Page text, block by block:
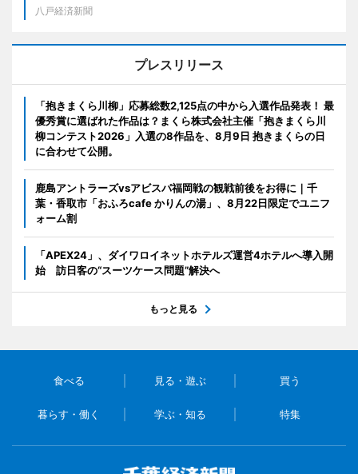
八戸経済新聞
プレスリリース
「抱きまくら川柳」応募総数2,125点の中から入選作品発表！ 最
優秀賞に選ばれた作品は？まくら株式会社主催「抱きまくら川
柳コンテスト2026」入選の8作品を、8月9日 抱きまくらの日
に合わせて公開。
鹿島アントラーズvsアビスパ福岡戦の観戦前後をお得に｜千
葉・香取市「おふろcafe かりんの湯」、8月22日限定でユニフ
ォーム割
「APEX24」、ダイワロイネットホテルズ運営4ホテルへ導入開
始 訪日客の“スーツケース問題”解決へ
もっと見る
食べる 見る・遊ぶ 買う
暮らす・働く 学ぶ・知る 特集